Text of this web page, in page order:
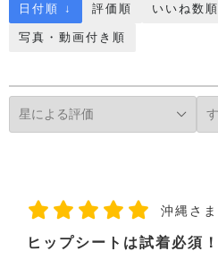
日付順 ↓ 評価順 いいね数順
写真・動画付き順
沖縄さま
ヒップシートは試着必須！